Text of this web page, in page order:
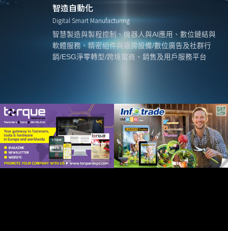
智造自動化
Digital Smart Manufacturing
智慧製造與製程控制、機器人與AI應用、數位鏈結與
軟體服務、精密組件與廠房設備/數位廣告及社群行
銷/ESG淨零轉型/跨境電商、銷售及用戶服務平台